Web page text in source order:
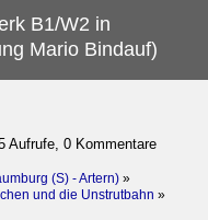
B1/W2 in
Mario Bindauf)
Aufrufe, 0 Kommentare
(S) - Artern) »
und die Unstrutbahn »